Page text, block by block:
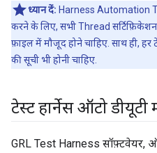
ध्यान दें: Harness Automation
करने के लिए, सभी Thread
फ़ाइल में मौजूद होने चाहिए. साथ ही,
की सूची भी होनी चाहिए.
टेस्ट हार्नेस ऑटो डीयूटी
GRL Test Harness सॉफ़्टवेयर,